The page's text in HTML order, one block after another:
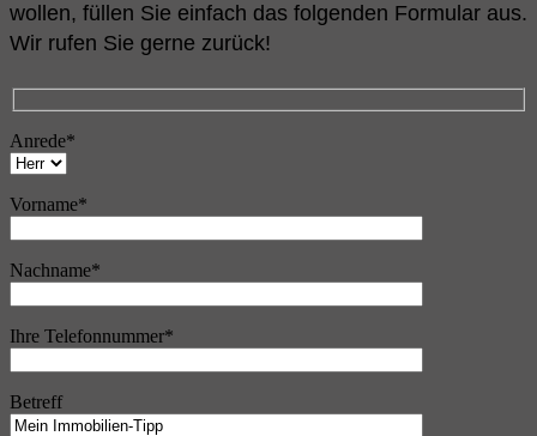
wollen, füllen Sie einfach das folgenden Formular aus.
Wir rufen Sie gerne zurück!
Anrede*
Vorname*
Nachname*
Ihre Telefonnummer*
Betreff